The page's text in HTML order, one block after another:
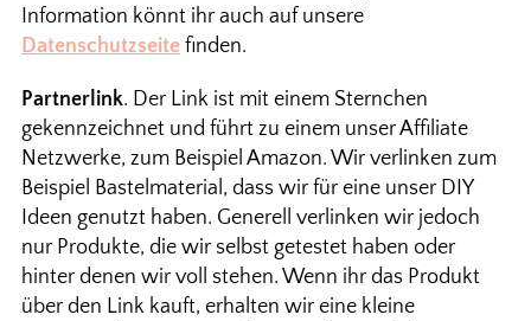
Information könnt ihr auch auf unsere
Datenschutzseitefinden.
Partnerlink. Der Link ist mit einem Sternchen
gekennzeichnet und führt zu einem unser Affiliate
Netzwerke, zum Beispiel Amazon. Wir verlinken zum
Beispiel Bastelmaterial, dass wir für eine unser DIY
Ideen genutzt haben. Generell verlinken wir jedoch
nur Produkte, die wir selbst getestet haben oder
hinter denen wir voll stehen. Wenn ihr das Produkt
über den Link kauft, erhalten wir eine kleine